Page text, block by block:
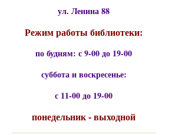
ул. Ленина 88
Режим работы библиотеки:
по будням: с 9-00 до 19-00
суббота и воскресенье:
с 11-00 до 19-00
понедельник - выходной